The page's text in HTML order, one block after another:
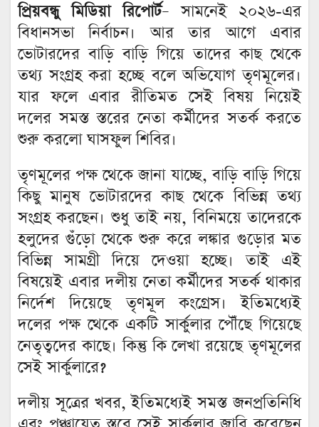
প্রিয়বন্ধু মিডিয়া রিপোর্ট– সামনেই ২০২৬-এর
বিধানসভা নির্বাচন। আর তার আগে এবার
ভোটারদের বাড়ি বাড়ি গিয়ে তাদের কাছ থেকে
তথ্য সংগ্রহ করা হচ্ছে বলে অভিযোগ তৃণমূলের।
যার ফলে এবার রীতিমত সেই বিষয় নিয়েই
দলের সমস্ত স্তরের নেতা কর্মীদের সতর্ক করতে
শুরু করলো ঘাসফুল শিবির।
তৃণমূলের পক্ষ থেকে জানা যাচ্ছে, বাড়ি বাড়ি গিয়ে
কিছু মানুষ ভোটারদের কাছ থেকে বিভিন্ন তথ্য
সংগ্রহ করছেন। শুধু তাই নয়, বিনিময়ে তাদেরকে
হলুদের গুঁড়ো থেকে শুরু করে লঙ্কার গুড়োর মত
বিভিন্ন সামগ্রী দিয়ে দেওয়া হচ্ছে। তাই এই
বিষয়েই এবার দলীয় নেতা কর্মীদের সতর্ক থাকার
নির্দেশ দিয়েছে তৃণমূল কংগ্রেস। ইতিমধ্যেই
দলের পক্ষ থেকে একটি সার্কুলার পৌঁছে গিয়েছে
নেতৃত্বদের কাছে। কিন্তু কি লেখা রয়েছে তৃণমূলের
সেই সার্কুলারে?
দলীয় সূত্রের খবর, ইতিমধ্যেই সমস্ত জনপ্রতিনিধি